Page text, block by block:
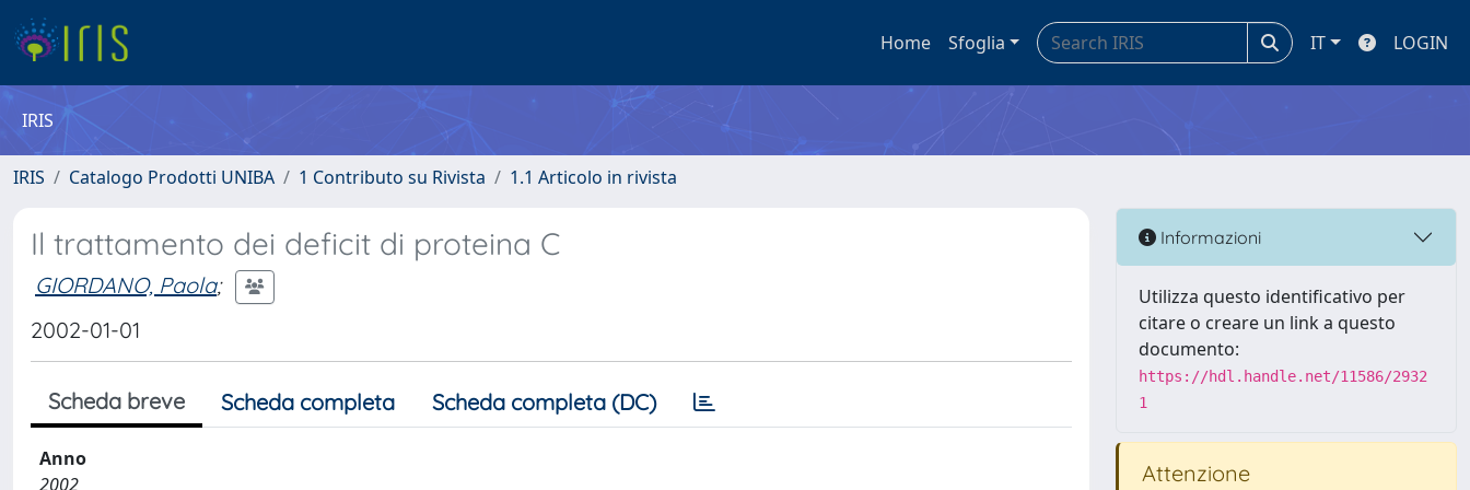
Home Sfoglia IT LOGIN
IRIS
IRIS Catalogo Prodotti UNIBA 1 Contributo su Rivista 1.1 Articolo in rivista
Il trattamento dei deficit di proteina C
GIORDANO, Paola;
2002-01-01
Scheda breve Scheda completa Scheda completa (DC)
Anno
2002
Informazioni
Utilizza questo identificativo per
citare o creare un link a questo
documento:
https://hdl.handle.net/11586/2932
1
Attenzione